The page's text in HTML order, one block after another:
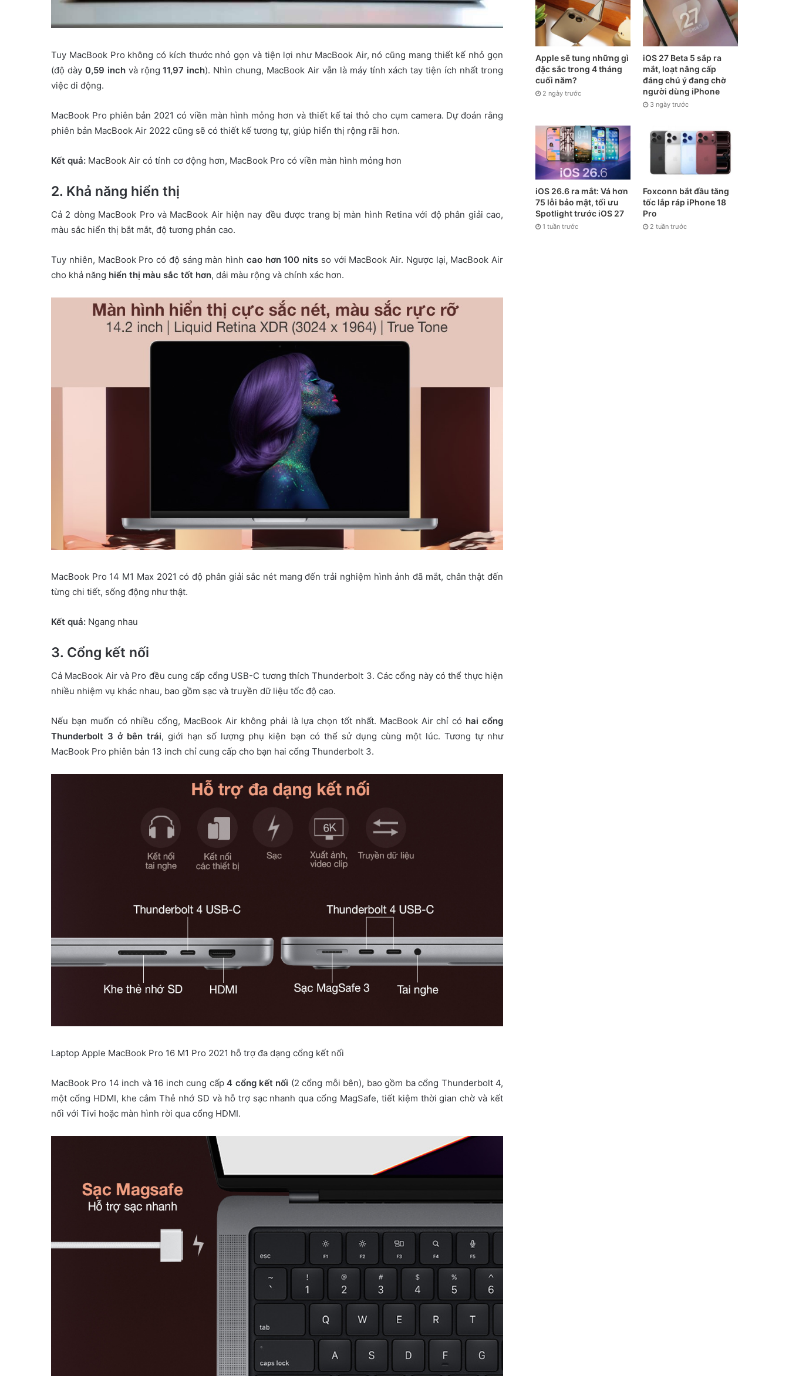
Tuy MacBook Pro không có kích thước nhỏ gọn và tiện lợi như MacBook Air, nó cũng mang thiết kế nhỏ gọn
(độ dày 0,59 inchvà rộng11,97 inch). Nhìn chung, MacBook Air vẫn là máy tính xách tay tiện ích nhất trong
việc di động.
MacBook Pro phiên bản 2021 có viền màn hình mỏng hơn và thiết kế tai thỏ cho cụm camera. Dự đoán rằng
phiên bản MacBook Air 2022 cũng sẽ có thiết kế tương tự, giúp hiển thị rộng rãi hơn.
Kết quả: MacBook Air có tính cơ động hơn, MacBook Pro có viền màn hình mỏng hơn
2. Khả năng hiển thị
Cả 2 dòng MacBook Pro và MacBook Air hiện nay đều được trang bị màn hình Retina với độ phân giải cao,
màu sắc hiển thị bắt mắt, độ tương phản cao.
Tuy nhiên, MacBook Pro có độ sáng màn hình cao hơn 100 nits so với MacBook Air. Ngược lại, MacBook Air
cho khả năng hiển thị màu sắc tốt hơn, dải màu rộng và chính xác hơn.
MacBook Pro 14 M1 Max 2021 có độ phân giải sắc nét mang đến trải nghiệm hình ảnh đã mắt, chân thật đến
từng chi tiết, sống động như thật.
Kết quả: Ngang nhau
3. Cổng kết nối
Cả MacBook Air và Pro đều cung cấp cổng USB-C tương thích Thunderbolt 3. Các cổng này có thể thực hiện
nhiều nhiệm vụ khác nhau, bao gồm sạc và truyền dữ liệu tốc độ cao.
Nếu bạn muốn có nhiều cổng, MacBook Air không phải là lựa chọn tốt nhất. MacBook Air chỉ có hai cổng
Thunderbolt 3 ở bên trái, giới hạn số lượng phụ kiện bạn có thể sử dụng cùng một lúc. Tương tự như
MacBook Pro phiên bản 13 inch chỉ cung cấp cho bạn hai cổng Thunderbolt 3.
Laptop Apple MacBook Pro 16 M1 Pro 2021 hỗ trợ đa dạng cổng kết nối
MacBook Pro 14 inch và 16 inch cung cấp4 cổng kết nối (2 cổng mỗi bên), bao gồm ba cổng Thunderbolt 4,
một cổng HDMI, khe cắm Thẻ nhớ SD và hỗ trợ sạc nhanh qua cổng MagSafe, tiết kiệm thời gian chờ và kết
nối với Tivi hoặc màn hình rời qua cổng HDMI.
Apple sẽ tung những gì
đặc sắc trong 4 tháng
cuối năm?
2 ngày trước
iOS 27 Beta 5 sắp ra
mắt, loạt nâng cấp
đáng chú ý đang chờ
người dùng iPhone
3 ngày trước
iOS 26.6 ra mắt: Vá hơn
75 lỗi bảo mật, tối ưu
Spotlight trước iOS 27
1 tuần trước
Foxconn bắt đầu tăng
tốc lắp ráp iPhone 18
Pro
2 tuần trước